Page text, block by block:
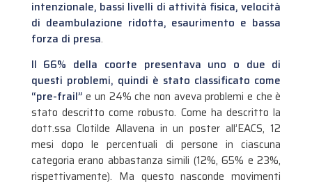
intenzionale, bassi livelli di attività fisica, velocità
di deambulazione ridotta, esaurimento e bassa
forza di presa.
Il 66% della coorte presentava uno o due di
questi problemi, quindi è stato classificato come
“pre-frail” e un 24% che non aveva problemi e che è
stato descritto come robusto. Come ha descritto la
dott.ssa Clotilde Allavena in un poster all’EACS, 12
mesi dopo le percentuali di persone in ciascuna
categoria erano abbastanza simili (12%, 65% e 23%,
rispettivamente). Ma questo nasconde movimenti